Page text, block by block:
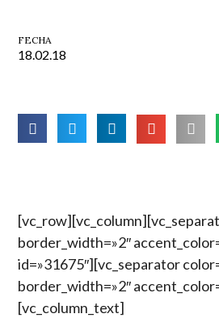
FECHA
18.02.18
border_width=»2″
id=»31675″][vc_separator
border_width=»2″
[vc_column_text]